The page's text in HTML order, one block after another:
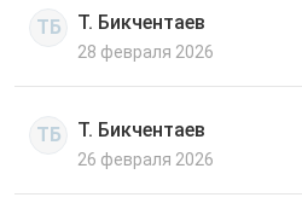
ТБ Т. Бикчентаев
28 февраля 2026
ТБ Т. Бикчентаев
26 февраля 2026